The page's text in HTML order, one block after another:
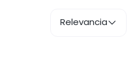
Relevancia